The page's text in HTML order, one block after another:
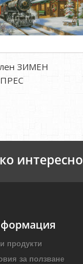
ЗИМЕН
интересно
продукти
за ползване